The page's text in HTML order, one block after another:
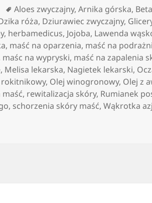
Tagi
Aloes zwyczajny,Arnika górska,
róża, Dziurawiec zwyczajny,
, herbamedicus, Jojoba, Lawenda
, maść na oparzenia, maść na
maśc na wypryski, maść na zapalenia
, Melisa lekarska, Nagietek lekarski,
rokitnikowy, Olej winogronowy, Olej z
, rewitalizacja skóry, Rumianek
, schorzenia skóry maść,Wąkrotka